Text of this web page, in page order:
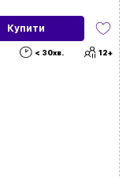
Купити
< 30хв. 12+